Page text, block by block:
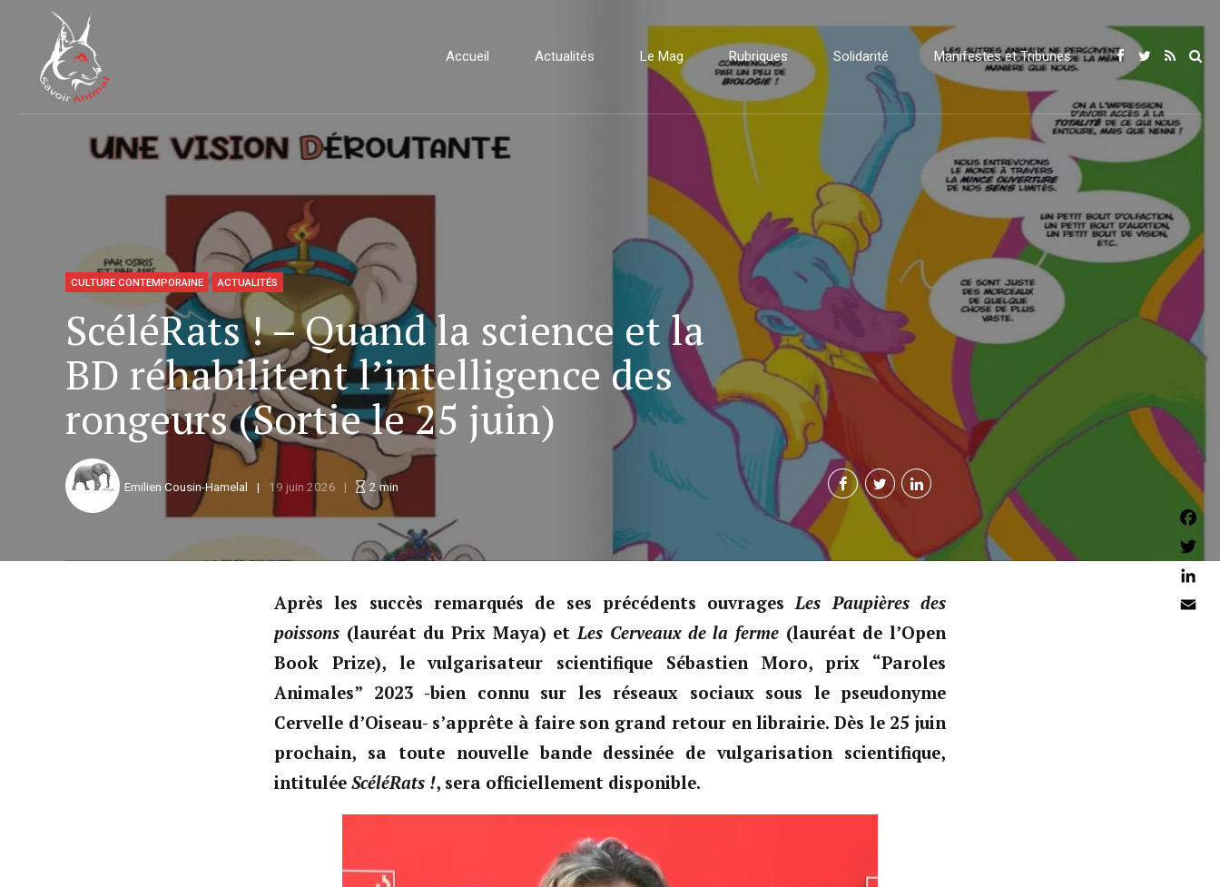
Accueil Actualités Le Mag Rubriques Solidarité Manifestes et Tribunes
CULTURE CONTEMPORAINE ACTUALITÉS
ScéléRats ! – Quand la science et la
BD réhabilitent l’intelligence des
rongeurs (Sortie le 25 juin)
Emilien Cousin-Hamelal 19 juin 2026 2min
Après les succès remarqués de ses précédents ouvragesLes Paupières des
poissons (lauréat du Prix Maya) etLes Cerveaux de la ferme(lauréat de l’Open
Book Prize), le vulgarisateur scientifique Sébastien Moro, prix “Paroles
Animales” 2023 -bien connu sur les réseaux sociaux sous le pseudonyme
Cervelle d’Oiseau- s’apprête à faire son grand retour en librairie. Dès le 25 juin
prochain, sa toute nouvelle bande dessinée de vulgarisation scientifique,
intitulée ScéléRats !, sera officiellement disponible.
Twitter